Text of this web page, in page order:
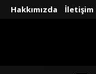
Hakkımızda İletişim